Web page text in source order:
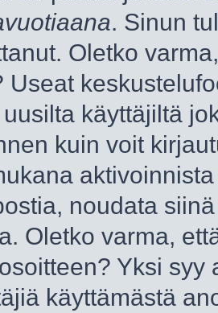
. Sinun
Oletko
Useat
käyttäjiltä
kuin voit
noudata
Oletko varma,
Yksi
käyttämästä